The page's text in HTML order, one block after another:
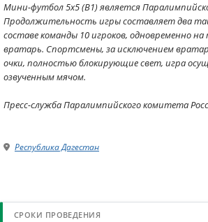
Мини-футбол 5х5 (B1) является
Продолжительность игры составляет два
составе команды 10 игроков, одновременно на
вратарь. Спортсмены, за исключением
очки, полностью блокирующие свет, игра
озвученным мячом.
Пресс-служба Паралимпийского комитета
Республика Дагестан